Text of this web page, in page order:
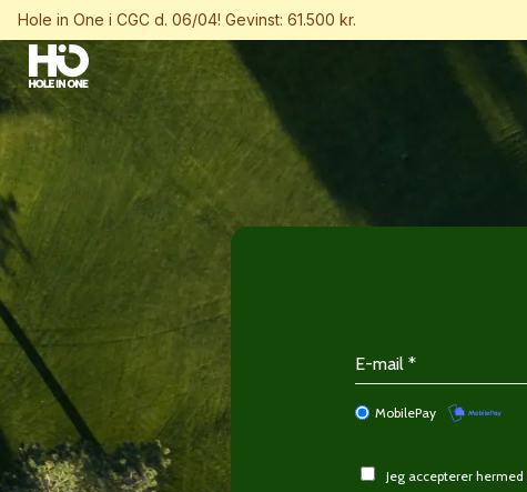
Hole in One i CGC d. 06/04! Gevinst: 61.500 kr.
MobilePay
Jeg accepterer hermed